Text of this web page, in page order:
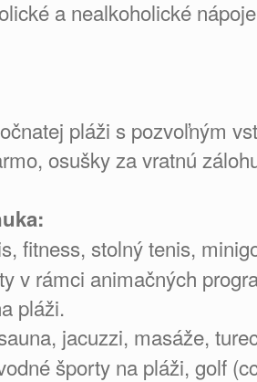
a nealkoholické
pláži s pozvoľným
osušky za vratnú
fitness, stolný tenis,
v rámci animačných
pláži.
jacuzzi, masáže,
športy na pláži, golf